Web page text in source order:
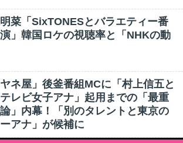
菜「SixTONESとバラエティー番
」韓国ロケの視聴率と「NHKの動
ヤネ屋」後釜番組MCに「村上信五と
レビ女子アナ」起用までの「最重
」内幕！「別のタレントと東京の
アナ」が候補に